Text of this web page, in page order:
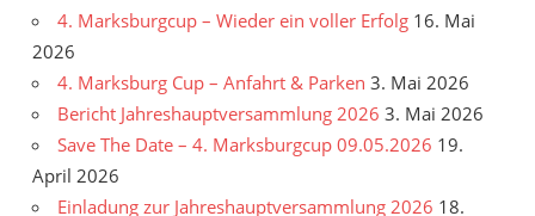
4. Marksburgcup – Wieder ein voller Erfolg 16. Mai
2026
4. Marksburg Cup – Anfahrt & Parken 3. Mai 2026
Bericht Jahreshauptversammlung 2026 3. Mai 2026
Save The Date – 4. Marksburgcup 09.05.2026 19.
April 2026
Einladung zur Jahreshauptversammlung 2026 18.